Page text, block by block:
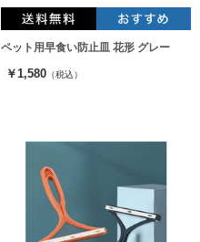
ペット用早食い防止皿 花形 グレー
￥1,580 （税込）